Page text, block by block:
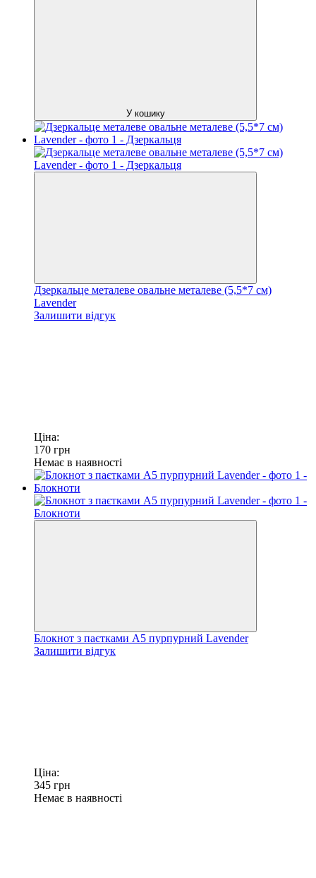
У кошику
Дзеркальце металеве овальне металеве (5,5*7 см)
Lavender
Залишити відгук
Ціна:
170 грн
Немає в наявності
Блокнот з паєтками А5 пурпурний Lavender
Залишити відгук
Ціна:
345 грн
Немає в наявності